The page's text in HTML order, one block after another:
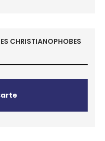
CHRISTIANOPHOBES